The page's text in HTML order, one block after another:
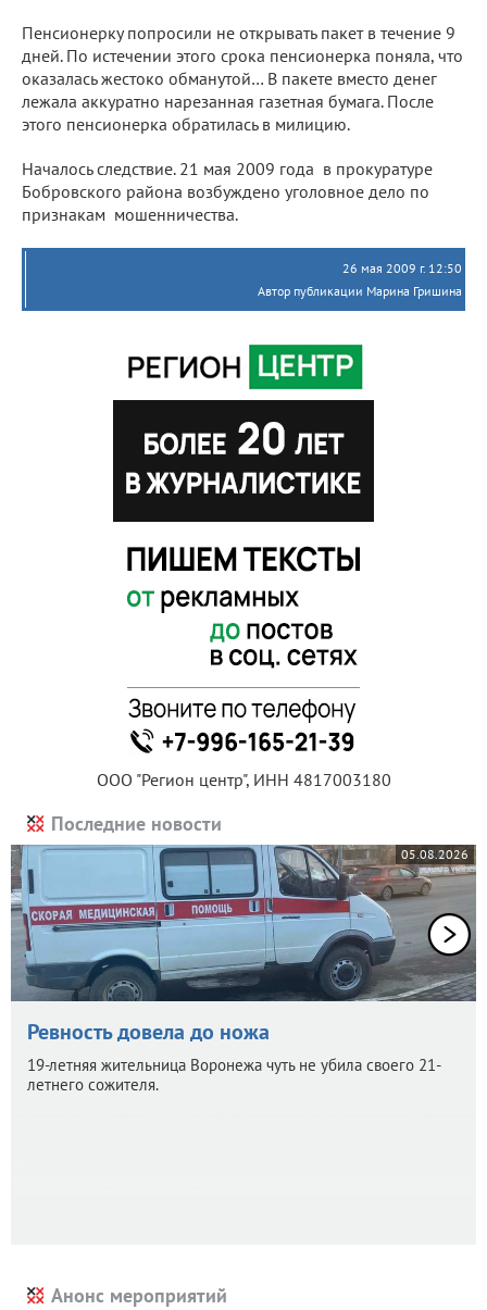
Пенсионерку попросили не открывать пакет в течение 9
дней. По истечении этого срока пенсионерка поняла, что
оказалась жестоко обманутой… В пакете вместо денег
лежала аккуратно нарезанная газетная бумага. После
этого пенсионерка обратилась в милицию.
Началось следствие. 21 мая 2009 года в прокуратуре
Бобровского района возбуждено уголовное дело по
признакам мошенничества.
26 мая 2009 г. 12:50
Автор публикации Марина Гришина
ООО "Регион центр", ИНН 4817003180
Последние новости
05.08.2026
Ревность довела до ножа
19-летняя жительница Воронежа чуть не убила своего 21-
летнего сожителя.
Анонс мероприятий